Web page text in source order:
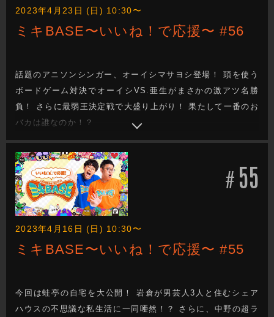
2023年4月23日 (日) 10:30〜
ミキBASE〜いいね！で応援〜 #56
話題のアニソンシンガー、オーイシマサヨシ登場！ 頭を使う
ボードゲーム対決でオーイシVS.亜生がまさかの激アツ名勝
負！ さらに最弱王決定戦で大盛り上がり！ 果たして一番のお
バカは誰なのか！？
# 55
2023年4月16日 (日) 10:30〜
ミキBASE〜いいね！で応援〜 #55
今回は蛙亭の自宅を大公開！ 岩倉が男芸人3人と住むシェア
ハウスの不思議な私生活に一同唖然！？ さらに、中野の超ラ